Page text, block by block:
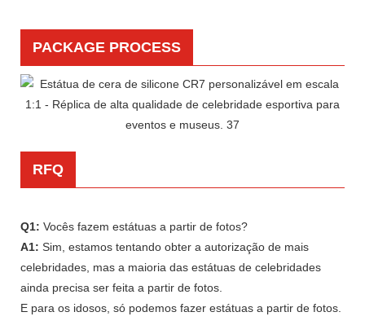
PACKAGE PROCESS
RFQ
Q1: Vocês fazem estátuas a partir de fotos?
A1: Sim, estamos tentando obter a autorização de mais
celebridades, mas a maioria das estátuas de celebridades
ainda precisa ser feita a partir de fotos.
E para os idosos, só podemos fazer estátuas a partir de fotos.